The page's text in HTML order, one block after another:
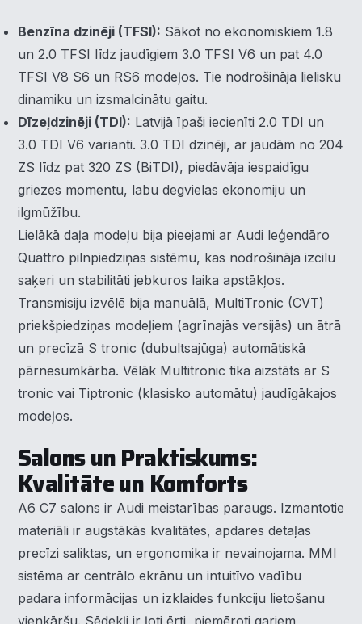
Benzīna dzinēji (TFSI): Sākot no ekonomiskiem 1.8
un 2.0 TFSI līdz jaudīgiem 3.0 TFSI V6 un pat 4.0
TFSI V8 S6 un RS6 modeļos. Tie nodrošināja lielisku
dinamiku un izsmalcinātu gaitu.
Dīzeļdzinēji (TDI): Latvijā īpaši iecienīti 2.0 TDI un
3.0 TDI V6 varianti. 3.0 TDI dzinēji, ar jaudām no 204
ZS līdz pat 320 ZS (BiTDI), piedāvāja iespaidīgu
griezes momentu, labu degvielas ekonomiju un
ilgmūžību.
Lielākā daļa modeļu bija pieejami ar Audi leģendāro
Quattro pilnpiedziņas sistēmu, kas nodrošināja izcilu
saķeri un stabilitāti jebkuros laika apstākļos.
Transmisiju izvēlē bija manuālā, MultiTronic (CVT)
priekšpiedziņas modeļiem (agrīnajās versijās) un ātrā
un precīzā S tronic (dubultsajūga) automātiskā
pārnesumkārba. Vēlāk Multitronic tika aizstāts ar S
tronic vai Tiptronic (klasisko automātu) jaudīgākajos
modeļos.
Salons un Praktiskums:
Kvalitāte un Komforts
A6 C7 salons ir Audi meistarības paraugs. Izmantotie
materiāli ir augstākās kvalitātes, apdares detaļas
precīzi saliktas, un ergonomika ir nevainojama. MMI
sistēma ar centrālo ekrānu un intuitīvo vadību
padara informācijas un izklaides funkciju lietošanu
vienkāršu. Sēdekļi ir ļoti ērti, piemēroti gariem